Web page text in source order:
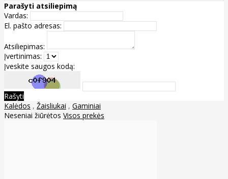
Parašyti atsiliepimą
Vardas:
El. pašto adresas:
Atsiliepimas:
Įvertinimas:
Įveskite saugos kodą:
Rašyti
Kalėdos , Žaisliukai , Gaminiai
Neseniai žiūrėtos Visos prekės